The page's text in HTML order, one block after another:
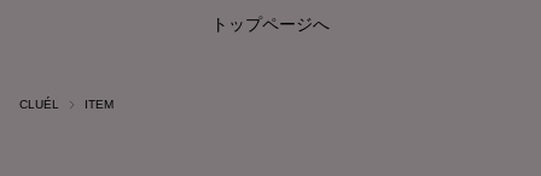
トップページへ
CLUÉL ITEM